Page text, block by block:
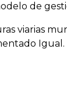
de
viarias
Igual.